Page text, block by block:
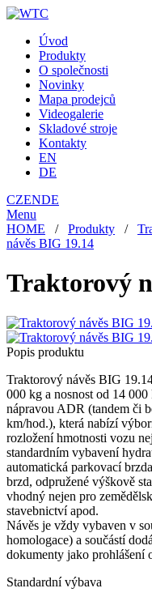
Úvod
Produkty
O společnosti
Novinky
Mapa prodejců
Videogalerie
Skladové stroje
Kontakty
EN
DE
CZENDE
Menu
HOME / Produkty /
návěs BIG 19.14
Traktorový
Popis produktu
Traktorový návěs BIG
000 kg a nosnost od 14
nápravou ADR (tandem či
km/hod.), která nabízí
rozložení hmotnosti vozu
standardním vybavení
automatická parkovací
brzd, odpružené výškově
vhodný nejen pro
stavebnictví apod.
Návěs je vždy vybaven v
homologace) a součástí
dokumenty jako prohlášení
Standardní výbava